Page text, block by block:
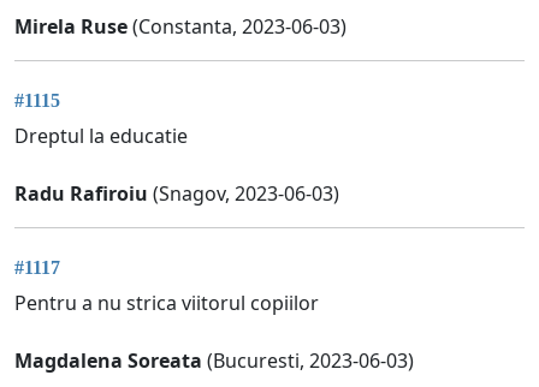
Mirela Ruse(Constanta, 2023-06-03)
#1115
Dreptul la educatie
Radu Rafiroiu (Snagov, 2023-06-03)
#1117
Pentru a nu strica viitorul copiilor
Magdalena Soreata (Bucuresti, 2023-06-03)